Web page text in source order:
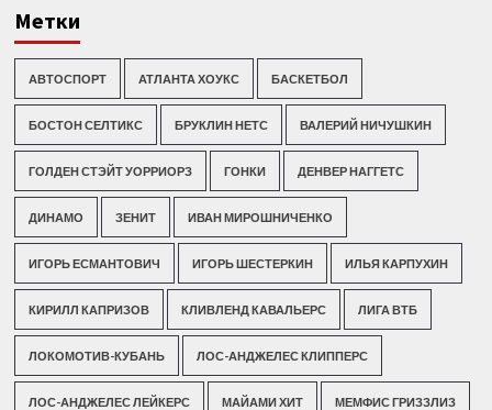
Метки
АВТОСПОРТ АТЛАНТА ХОУКС БАСКЕТБОЛ
БОСТОН СЕЛТИКС БРУКЛИН НЕТС ВАЛЕРИЙ НИЧУШКИН
ГОЛДЕН СТЭЙТ УОРРИОРЗ ГОНКИ ДЕНВЕР НАГГЕТС
ДИНАМО ЗЕНИТ ИВАН МИРОШНИЧЕНКО
ИГОРЬ ЕСМАНТОВИЧ ИГОРЬ ШЕСТЕРКИН ИЛЬЯ КАРПУХИН
КИРИЛЛ КАПРИЗОВ КЛИВЛЕНД КАВАЛЬЕРС ЛИГА ВТБ
ЛОКОМОТИВ-КУБАНЬ ЛОС-АНДЖЕЛЕС КЛИППЕРС
ЛОС-АНДЖЕЛЕС ЛЕЙКЕРС МАЙАМИ ХИТ МЕМФИС ГРИЗЗЛИЗ